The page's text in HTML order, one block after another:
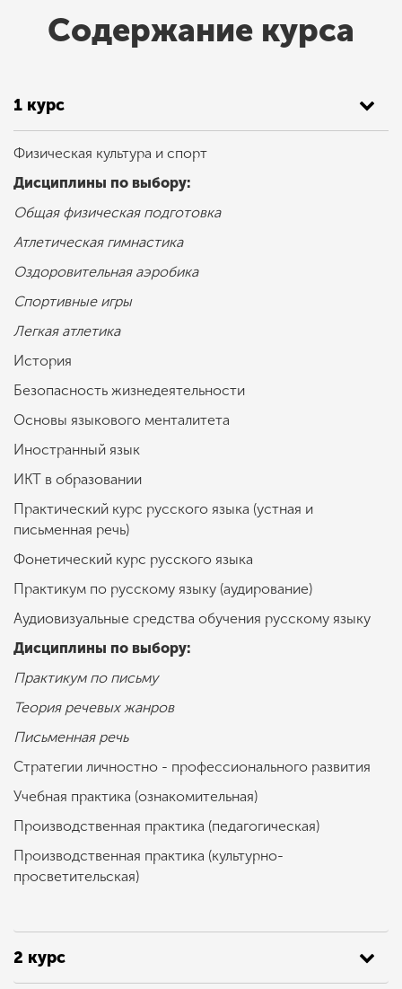
Содержание курса
1 курс
Физическая культура и спорт
Дисциплины по выбору:
Общая физическая подготовка
Атлетическая гимнастика
Оздоровительная аэробика
Спортивные игры
Легкая атлетика
История
Безопасность жизнедеятельности
Основы языкового менталитета
Иностранный язык
ИКТ в образовании
Практический курс русского языка (устная и
письменная речь)
Фонетический курс русского языка
Практикум по русскому языку (аудирование)
Аудиовизуальные средства обучения русскому языку
Дисциплины по выбору:
Практикум по письму
Теория речевых жанров
Письменная речь
Стратегии личностно - профессионального развития
Учебная практика (ознакомительная)
Производственная практика (педагогическая)
Производственная практика (культурно-
просветительская)
2 курс